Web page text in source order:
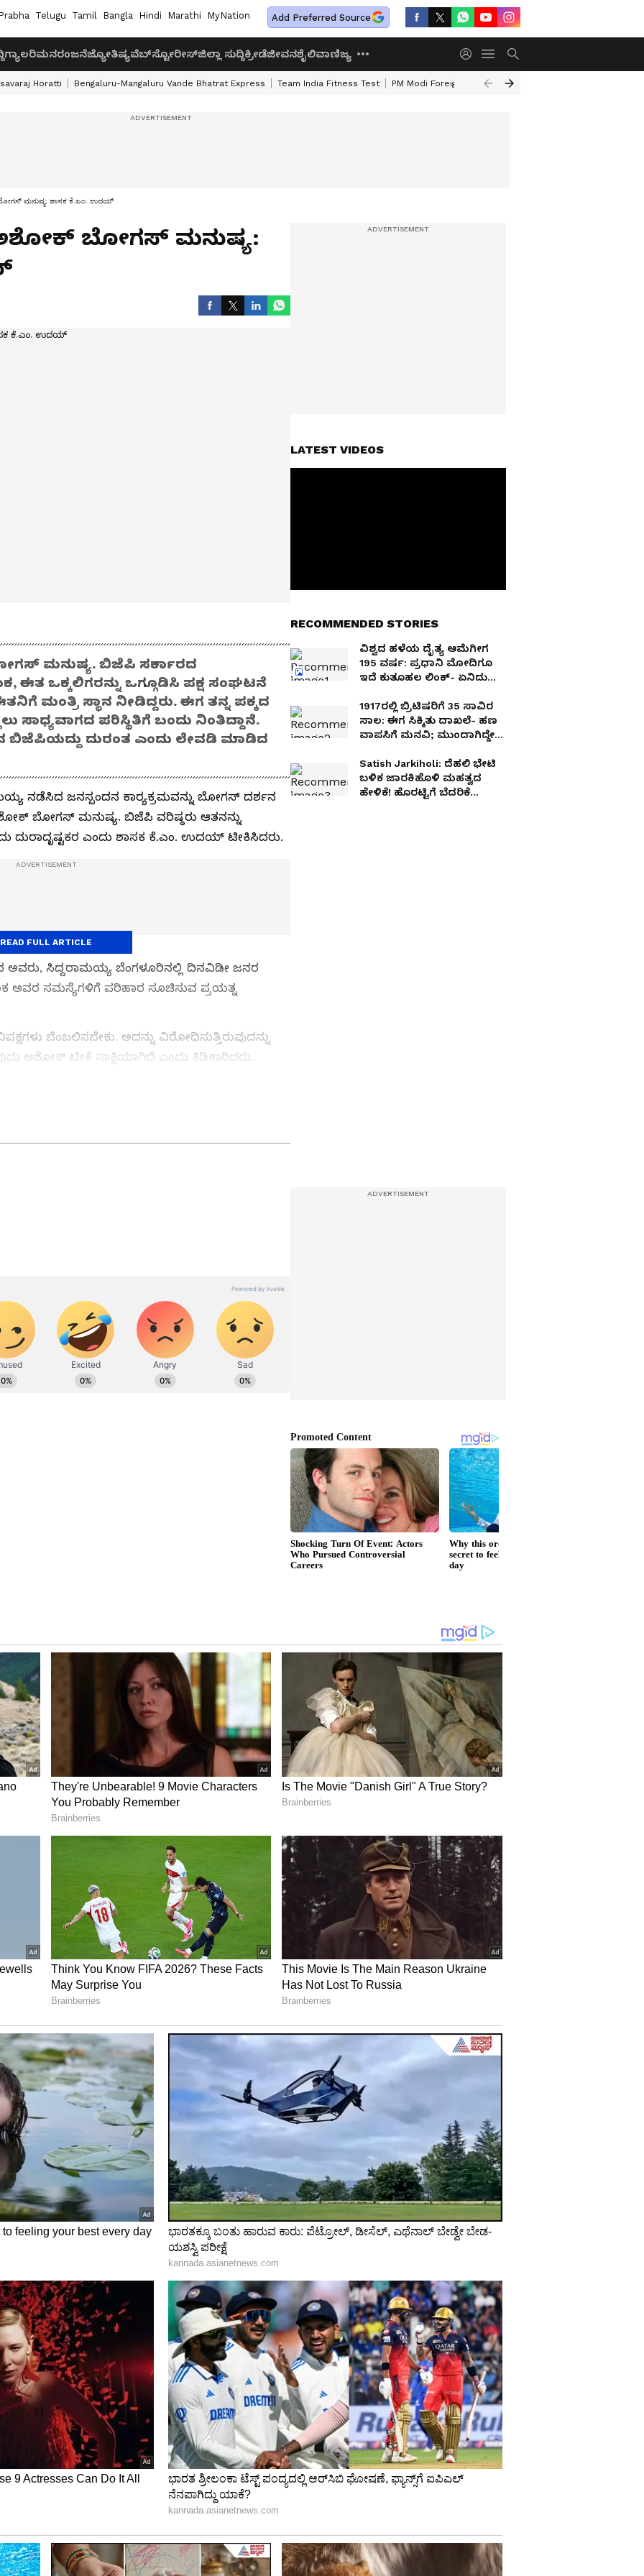
Telugu Tamil Bangla Hindi Marathi MyNation Add Preferred Source
ಗ್ಯಾಲರಿಮನರಂಜನೆಜ್ಯೋತಿಷ್ಯವೆಬ್‌ಸ್ಟೋರೀಸ್ಜಿಲ್ಲಾ ಸುದ್ದಿಕ್ರೀಡೆಜೀವನಶೈಲಿವಾಣಿಜ್ಯ
Horatti Bengaluru-Mangaluru Vande Bhatrat Express Team India Fitness Test PM Modi Foreign Travel Expenditure
ಮನುಷ್ಯ: ಶಾಸಕ ಕೆ.ಎಂ. ಉದಯ್
ಬೋಗಸ್ ಮನುಷ್ಯ:
ಮನುಷ್ಯ. ಬಿಜೆಪಿ ಸರ್ಕಾರದ
ಈತ ಒಕ್ಕಲಿಗರನ್ನು ಒಗ್ಗೂಡಿಸಿ ಪಕ್ಷ ಸಂಘಟನೆ
ಮಂತ್ರಿ ಸ್ಥಾನ ನೀಡಿದ್ದರು. ಈಗ ತನ್ನ ಪಕ್ಕದ
ಸಾಧ್ಯವಾಗದ ಪರಿಸ್ಥಿತಿಗೆ ಬಂದು ನಿಂತಿದ್ದಾನೆ.
ಬಿಜೆಪಿಯದ್ದು ದುರಂತ ಎಂದು ಲೇವಡಿ ಮಾಡಿದ
ನಡೆಸಿದ ಜನಸ್ಪಂದನ ಕಾರ್‍ಯಕ್ರಮವನ್ನು ಬೋಗಸ್ ದರ್ಶನ
ಬೋಗಸ್ ಮನುಷ್ಯ. ಬಿಜೆಪಿ ವರಿಷ್ಠರು ಆತನನ್ನು
ದುರಾದೃಷ್ಟಕರ ಎಂದು ಶಾಸಕ ಕೆ.ಎಂ. ಉದಯ್ ಟೀಕಿಸಿದರು.
ಅವರು, ಸಿದ್ದರಾಮಯ್ಯ ಬೆಂಗಳೂರಿನಲ್ಲಿ ದಿನವಿಡೀ ಜನರ
ಅವರ ಸಮಸ್ಯೆಗಳಿಗೆ ಪರಿಹಾರ ಸೂಚಿಸುವ ಪ್ರಯತ್ನ
ಬೆಂಬಲಿಸಬೇಕು. ಅದನ್ನು ವಿರೋಧಿಸುತ್ತಿರುವುದನ್ನು
ಅಶೋಕ್ ಟೀಕೆ ಸಾಕ್ಷಿಯಾಗಿದೆ ಎಂದು ಕಿಡಿಕಾರಿದರು.
ಬಿಜೆಪಿ ಸರ್ಕಾರದ ಅಧಿಕಾರಾವಧಿಯಲ್ಲಿ ಒಕ್ಕಲಿಗ
ಮಾಡುತ್ತಾನೆಂದು ಬಿಜೆಪಿ ವರಿಷ್ಠರು ಈತನಿಗೆ ಮಂತ್ರಿ
ಚುನಾವಣೆಯಲ್ಲಿ ನಿಂತು ಗೆಲ್ಲಲು ಸಾಧ್ಯವಾಗದ ಪರಿಸ್ಥಿತಿಗೆ ಬಂದು
ಬಿಜೆಪಿಯದ್ದು ದುರಂತ ಎಂದು ಲೇವಡಿ ಮಾಡಿದರು.
ನೇಮಕ ಮಾಡುವ ವಿಚಾರದಲ್ಲಿ ಸಿದ್ದರಾಮಯ್ಯ ಮತ್ತು
ಪೈಪೋಟಿ ಇಲ್ಲ. ನಾನೂ ಸೇರಿದಂತೆ ಕಾಂಗ್ರೆಸ್ ಪಕ್ಷದ
ನಿಗಮ ಮಂಡಳಿಯಲ್ಲಿ ಶಾಸಕರುಗಳ ಹಿರಿತದ ಜೊತೆಗೆ
ವರಿಷ್ಟರು ನಿಗಮ ಮಂಡಳಿಗೆ ಆಯ್ಕೆ ಮಾಡುತ್ತಾರೆ ಎಂದು ಶಾಸಕ
READ FULL ARTICLE
ವಾಣಿಜ್ಯ, ಕ್ರೀಡೆ, ಮನೋರಂಜನೆ ಸೇರಿ ವೈವಿಧ್ಯಮಯ ಸುದ್ದಿಗಳ
ಅಸ್ಮಿತೆಯ ಸಂಕೇತ. ಸದಾ ಕರುನಾಡು, ನುಡಿ, ಸಂಸ್ಕೃತಿ ಪರ ಧ್ವನಿ
ಸುದ್ದಿಗಳು ಸುವರ್ಣ ನ್ಯೂಸ್ ವೆಬ್‌ಸೈಟಲ್ಲೂ ಲಭ್ಯ.
LATEST VIDEOS
RECOMMENDED STORIES
ವಿಶ್ವದ ಹಳೆಯ ದೈತ್ಯ ಆಮೆಗೀಗ
195 ವರ್ಷ: ಪ್ರಧಾನಿ ಮೋದಿಗೂ
ಇದೆ ಕುತೂಹಲ ಲಿಂಕ್​- ಏನಿದು
1917ರಲ್ಲಿ ಬ್ರಿಟಿಷರಿಗೆ 35 ಸಾವಿರ
ಸಾಲ: ಈಗ ಸಿಕ್ಕಿತು ದಾಖಲೆ- ಹಣ
ವಾಪಸಿಗೆ ಮನವಿ; ಮುಂದಾಗಿದ್ದೇ
Satish Jarkiholi: ದೆಹಲಿ ಭೇಟಿ
ಬಳಿಕ ಜಾರಕಿಹೊಳಿ ಮಹತ್ವದ
ಹೇಳಿಕೆ! ಹೊರಟ್ಟಿಗೆ ಬೆದರಿಕೆ